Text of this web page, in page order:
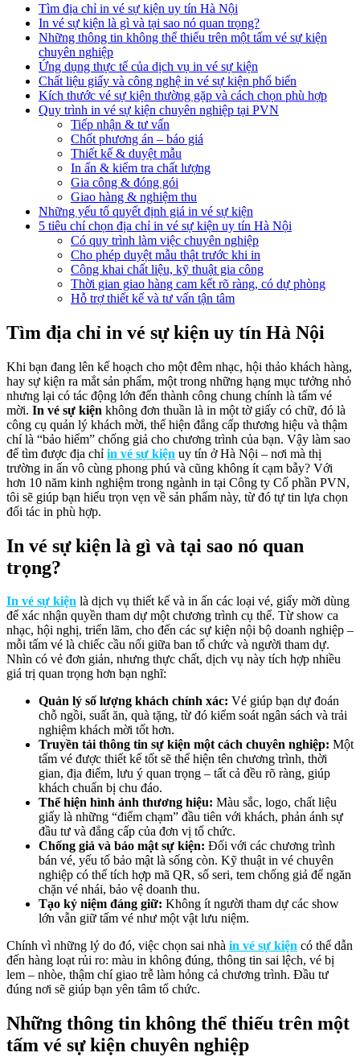
Tìm địa chỉ in vé sự kiện uy tín Hà Nội
In vé sự kiện là gì và tại sao nó quan trọng?
Những thông tin không thể thiếu trên một tấm vé sự kiện
chuyên nghiệp
Ứng dụng thực tế của dịch vụ in vé sự kiện
Chất liệu giấy và công nghệ in vé sự kiện phổ biến
Kích thước vé sự kiện thường gặp và cách chọn phù hợp
Quy trình in vé sự kiện chuyên nghiệp tại PVN
Tiếp nhận & tư vấn
Chốt phương án – báo giá
Thiết kế & duyệt mẫu
In ấn & kiểm tra chất lượng
Gia công & đóng gói
Giao hàng & nghiệm thu
Những yếu tố quyết định giá in vé sự kiện
5 tiêu chí chọn địa chỉ in vé sự kiện uy tín Hà Nội
Có quy trình làm việc chuyên nghiệp
Cho phép duyệt mẫu thật trước khi in
Công khai chất liệu, kỹ thuật gia công
Thời gian giao hàng cam kết rõ ràng, có dự phòng
Hỗ trợ thiết kế và tư vấn tận tâm
Tìm địa chỉ in vé sự kiện uy tín Hà Nội
Khi bạn đang lên kế hoạch cho một đêm nhạc, hội thảo khách hàng,
hay sự kiện ra mắt sản phẩm, một trong những hạng mục tưởng nhỏ
nhưng lại có tác động lớn đến thành công chung chính là tấm vé
mời. In vé sự kiện không đơn thuần là in một tờ giấy có chữ, đó là
công cụ quản lý khách mời, thể hiện đẳng cấp thương hiệu và thậm
chí là “bảo hiểm” chống giả cho chương trình của bạn. Vậy làm sao
để tìm được địa chỉ in vé sự kiện uy tín ở Hà Nội – nơi mà thị
trường in ấn vô cùng phong phú và cũng không ít cạm bẫy? Với
hơn 10 năm kinh nghiệm trong ngành in tại Công ty Cổ phần PVN,
tôi sẽ giúp bạn hiểu trọn vẹn về sản phẩm này, từ đó tự tin lựa chọn
đối tác in phù hợp.
In vé sự kiện là gì và tại sao nó quan
trọng?
In vé sự kiện là dịch vụ thiết kế và in ấn các loại vé, giấy mời dùng
để xác nhận quyền tham dự một chương trình cụ thể. Từ show ca
nhạc, hội nghị, triển lãm, cho đến các sự kiện nội bộ doanh nghiệp –
mỗi tấm vé là chiếc cầu nối giữa ban tổ chức và người tham dự.
Nhìn có vẻ đơn giản, nhưng thực chất, dịch vụ này tích hợp nhiều
giá trị quan trọng hơn bạn nghĩ:
Quản lý số lượng khách chính xác: Vé giúp bạn dự đoán
chỗ ngồi, suất ăn, quà tặng, từ đó kiểm soát ngân sách và trải
nghiệm khách mời tốt hơn.
Truyền tải thông tin sự kiện một cách chuyên nghiệp: Một
tấm vé được thiết kế tốt sẽ thể hiện tên chương trình, thời
gian, địa điểm, lưu ý quan trọng – tất cả đều rõ ràng, giúp
khách chuẩn bị chu đáo.
Thể hiện hình ảnh thương hiệu: Màu sắc, logo, chất liệu
giấy là những “điểm chạm” đầu tiên với khách, phản ánh sự
đầu tư và đẳng cấp của đơn vị tổ chức.
Chống giả và bảo mật sự kiện: Đối với các chương trình
bán vé, yếu tố bảo mật là sống còn. Kỹ thuật in vé chuyên
nghiệp có thể tích hợp mã QR, số seri, tem chống giả để ngăn
chặn vé nhái, bảo vệ doanh thu.
Tạo kỷ niệm đáng giữ: Không ít người tham dự các show
lớn vẫn giữ tấm vé như một vật lưu niệm.
Chính vì những lý do đó, việc chọn sai nhà in vé sự kiện có thể dẫn
đến hàng loạt rủi ro: màu in không đúng, thông tin sai lệch, vé bị
lem – nhòe, thậm chí giao trễ làm hỏng cả chương trình. Đầu tư
đúng nơi sẽ giúp bạn yên tâm tổ chức.
Những thông tin không thể thiếu trên một
tấm vé sự kiện chuyên nghiệp